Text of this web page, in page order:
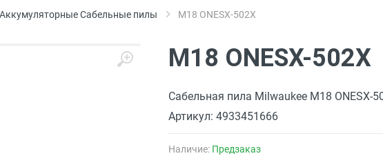
Аккумуляторные Сабельные пилы M18 ONESX-502X
M18 ONESX-502X
Сабельная пила Milwaukee M18 ONESX-
Артикул: 4933451666
Наличие: Предзаказ